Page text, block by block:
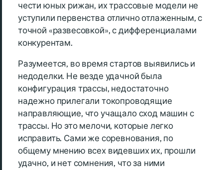
чести юных рижан, их трассовые модели не
уступили первенства отлично отлаженным, с
точной «развесовкой», с дифференциалами
конкурентам.
Разумеется, во время стартов выявились и
недоделки. Не везде удачной была
конфигурация трассы, недостаточно
надежно прилегали токопроводящие
направляющие, что учащало сход машин с
трассы. Но это мелочи, которые легко
исправить. Сами же соревнования, по
общему мнению всех видевших их, прошли
удачно, и нет сомнения, что за ними